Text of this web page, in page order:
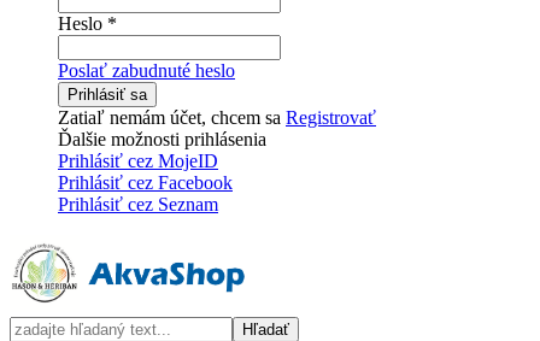
Heslo *
Poslať zabudnuté heslo
Prihlásiť sa
Zatiaľ nemám účet, chcem sa Registrovať
Ďalšie možnosti prihlásenia
Prihlásiť cez MojeID
Prihlásiť cez Facebook
Prihlásiť cez Seznam
Hľadať